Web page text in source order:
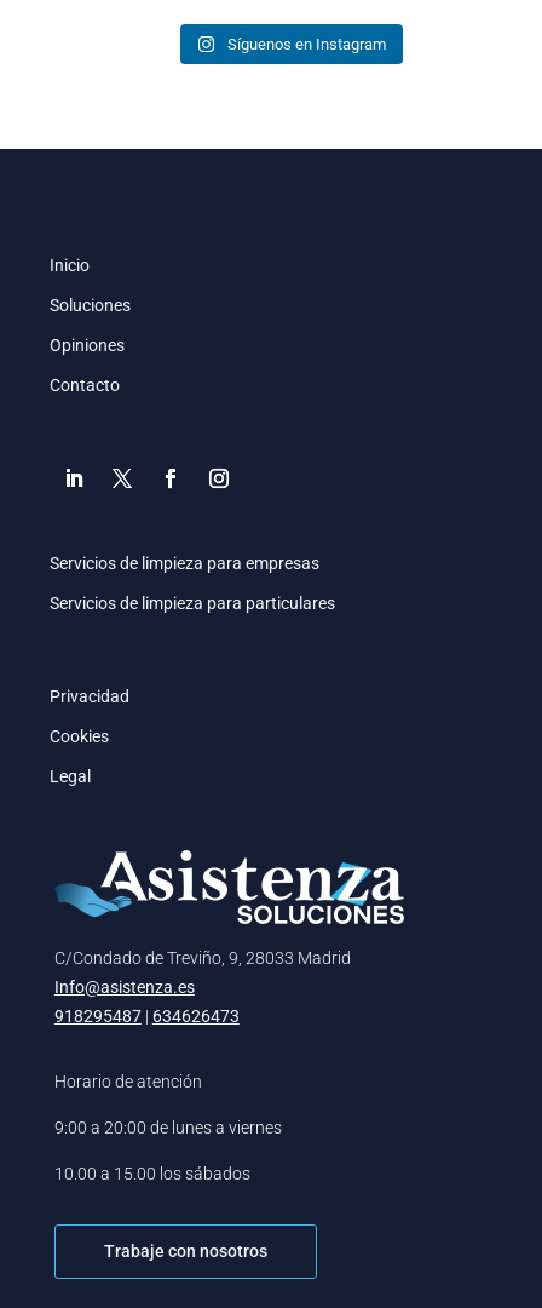
Síguenos en Instagram
Inicio
Soluciones
Opiniones
Contacto
Servicios de limpieza para empresas
Servicios de limpieza para particulares
Privacidad
Cookies
Legal
C/Condado de Treviño, 9, 28033 Madrid
Info@asistenza.es
918295487| 634626473
Horario de atención
9:00 a 20:00 de lunes a viernes
10.00 a 15.00 los sábados
Trabaje con nosotros